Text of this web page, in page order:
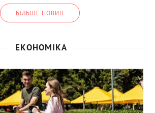
БІЛЬШЕ НОВИН
ЕКОНОМІКА